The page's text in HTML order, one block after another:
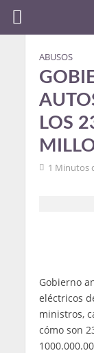
ABUSOS
LOS
1 Minutos
Gobierno
eléctricos
ministros,
cómo son